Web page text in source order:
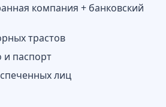
компания + банковский
трастов
и паспорт
лиц